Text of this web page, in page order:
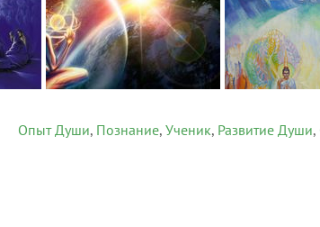
Опыт Души Познание Ученик Развитие Души